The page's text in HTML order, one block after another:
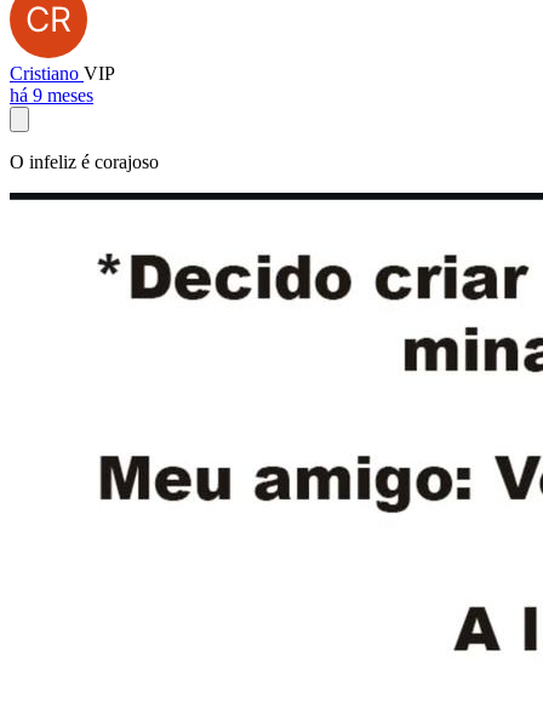
Cristiano VIP
há 9 meses
O infeliz é corajoso